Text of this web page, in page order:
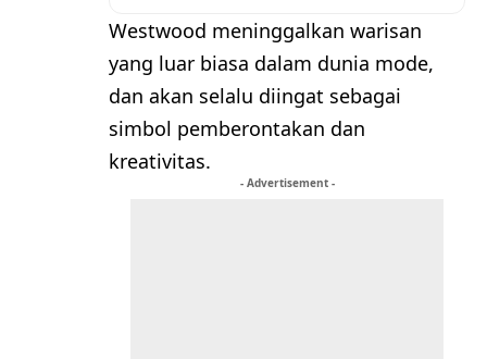
Westwood meninggalkan warisan
yang luar biasa dalam dunia mode,
dan akan selalu diingat sebagai
simbol pemberontakan dan
kreativitas.
- Advertisement -